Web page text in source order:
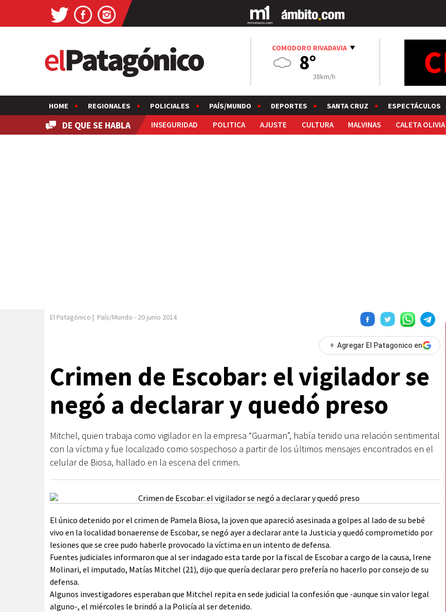
COMODORO RIVADAVIA
8°
38km/h
HOME REGIONALES POLICIALES PAÍS/MUNDO DEPORTES SANTA CRUZ ESPECTÁCULOS
DE QUE SE HABLA INSEGURIDAD POLITICA AJUSTE CULTURA MALVINAS CALETA OLIVIA
El Patagónico | País/Mundo - 20 junio 2014
+ Agregar El Patagonico en
Crimen de Escobar: el vigilador se
negó a declarar y quedó preso
Mitchel, quien trabaja como vigilador en la empresa “Guarman”, había tenido una relación sentimental
con la víctima y fue localizado como sospechoso a partir de los últimos mensajes encontrados en el
celular de Biosa, hallado en la escena del crimen.
El único detenido por el crimen de Pamela Biosa, la joven que apareció asesinada a golpes al lado de su bebé
vivo en la localidad bonaerense de Escobar, se negó ayer a declarar ante la Justicia y quedó comprometido por
lesiones que se cree pudo haberle provocado la víctima en un intento de defensa.
Fuentes judiciales informaron que al ser indagado esta tarde por la fiscal de Escobar a cargo de la causa, Irene
Molinari, el imputado, Matías Mitchel (21), dijo que quería declarar pero prefería no hacerlo por consejo de su
defensa.
Algunos investigadores esperaban que Mitchel repita en sede judicial la confesión que -aunque sin valor legal
alguno-, el miércoles le brindó a la Policía al ser detenido.